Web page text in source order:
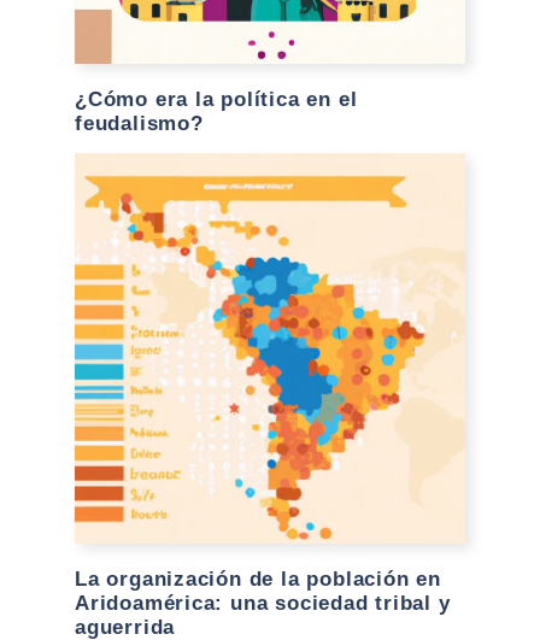
¿Cómo era la política en el
feudalismo?
La organización de la población en
Aridoamérica: una sociedad tribal y
aguerrida